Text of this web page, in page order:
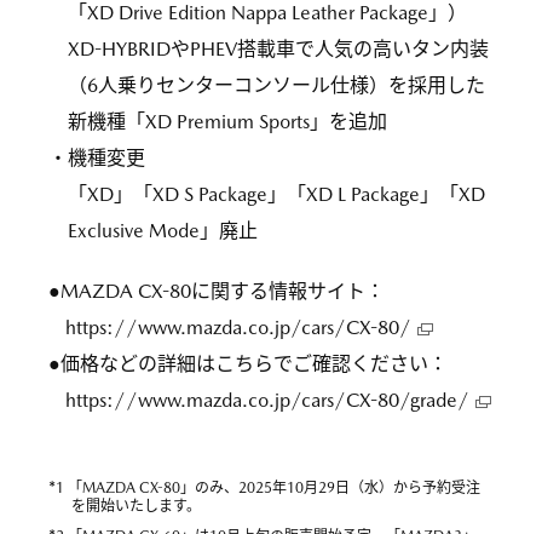
「XD Drive Edition Nappa Leather Package」）
XD-HYBRIDやPHEV搭載車で人気の高いタン内装
（6人乗りセンターコンソール仕様）を採用した
新機種「XD Premium Sports」を追加
・機種変更
「XD」「XD S Package」「XD L Package」「XD
Exclusive Mode」廃止
●MAZDA CX-80に関する情報サイト：
https://www.mazda.co.jp/cars/CX-80/
●価格などの詳細はこちらでご確認ください：
https://www.mazda.co.jp/cars/CX-80/grade/
*1 「MAZDA CX-80」のみ、2025年10月29日（水）から予約受注
を開始いたします。